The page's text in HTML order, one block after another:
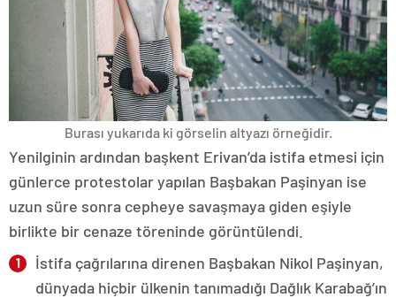
Burası yukarıda ki görselin altyazı örneğidir.
Yenilginin ardından başkent Erivan’da istifa etmesi için
günlerce protestolar yapılan Başbakan Paşinyan ise
uzun süre sonra cepheye savaşmaya giden eşiyle
birlikte bir cenaze töreninde görüntülendi.
İstifa çağrılarına direnen Başbakan Nikol Paşinyan,
dünyada hiçbir ülkenin tanımadığı Dağlık Karabağ’ın